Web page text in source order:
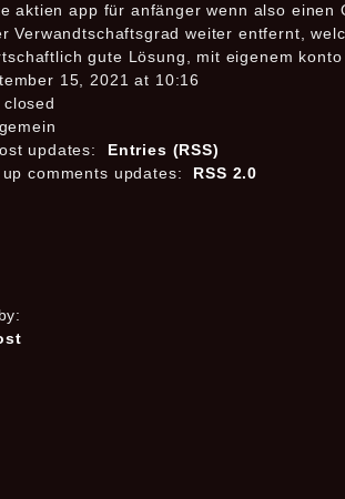
aktien app für anfänger wenn also
Verwandtschaftsgrad weiter entfernt,
gute Lösung, mit eigenem
15, 2021 at 10:16
updates:
Entries (RSS)
comments updates:
RSS 2.0